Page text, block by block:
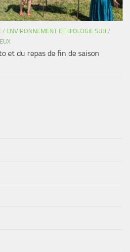
/ ENVIRONNEMENT ET BIOLOGIE SUB /
et du repas de fin de saison